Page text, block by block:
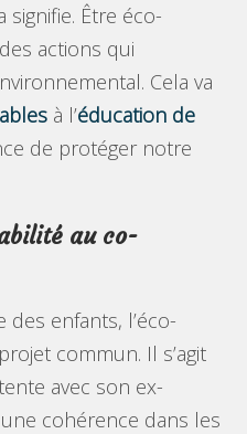
signifie. Être éco-
actions qui
Cela va
à l’éducation de
de protéger notre
au co-
des enfants, l’éco-
commun. Il s’agit
avec son ex-
cohérence dans les